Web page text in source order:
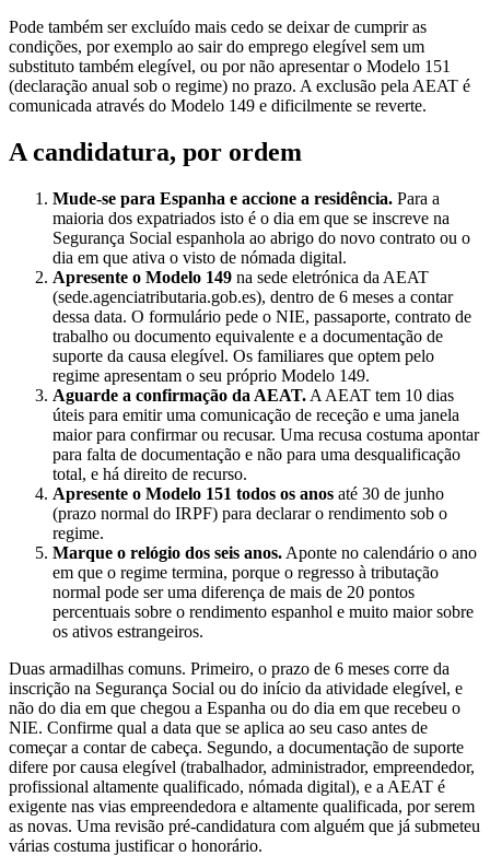
Pode também ser excluído mais cedo se deixar de cumprir as
condições, por exemplo ao sair do emprego elegível sem um
substituto também elegível, ou por não apresentar o Modelo 151
(declaração anual sob o regime) no prazo. A exclusão pela AEAT é
comunicada através do Modelo 149 e dificilmente se reverte.
A candidatura, por ordem
Mude-se para Espanha e accione a residência. Para a
maioria dos expatriados isto é o dia em que se inscreve na
Segurança Social espanhola ao abrigo do novo contrato ou o
dia em que ativa o visto de nómada digital.
Apresente o Modelo 149 na sede eletrónica da AEAT
(sede.agenciatributaria.gob.es), dentro de 6 meses a contar
dessa data. O formulário pede o NIE, passaporte, contrato de
trabalho ou documento equivalente e a documentação de
suporte da causa elegível. Os familiares que optem pelo
regime apresentam o seu próprio Modelo 149.
Aguarde a confirmação da AEAT. A AEAT tem 10 dias
úteis para emitir uma comunicação de receção e uma janela
maior para confirmar ou recusar. Uma recusa costuma apontar
para falta de documentação e não para uma desqualificação
total, e há direito de recurso.
Apresente o Modelo 151 todos os anos até 30 de junho
(prazo normal do IRPF) para declarar o rendimento sob o
regime.
Marque o relógio dos seis anos. Aponte no calendário o ano
em que o regime termina, porque o regresso à tributação
normal pode ser uma diferença de mais de 20 pontos
percentuais sobre o rendimento espanhol e muito maior sobre
os ativos estrangeiros.
Duas armadilhas comuns. Primeiro, o prazo de 6 meses corre da
inscrição na Segurança Social ou do início da atividade elegível, e
não do dia em que chegou a Espanha ou do dia em que recebeu o
NIE. Confirme qual a data que se aplica ao seu caso antes de
começar a contar de cabeça. Segundo, a documentação de suporte
difere por causa elegível (trabalhador, administrador, empreendedor,
profissional altamente qualificado, nómada digital), e a AEAT é
exigente nas vias empreendedora e altamente qualificada, por serem
as novas. Uma revisão pré-candidatura com alguém que já submeteu
várias costuma justificar o honorário.